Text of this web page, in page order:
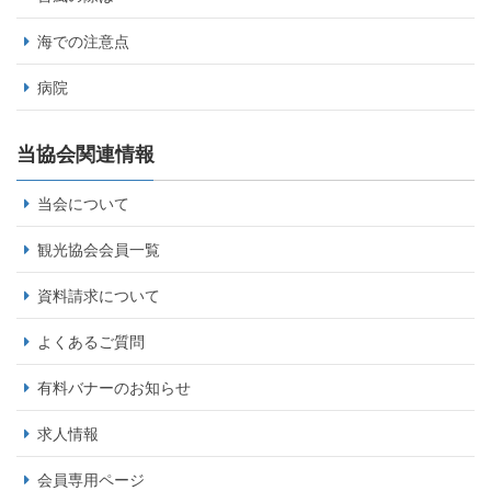
海での注意点
病院
当協会関連情報
当会について
観光協会会員一覧
資料請求について
よくあるご質問
有料バナーのお知らせ
求人情報
会員専用ページ